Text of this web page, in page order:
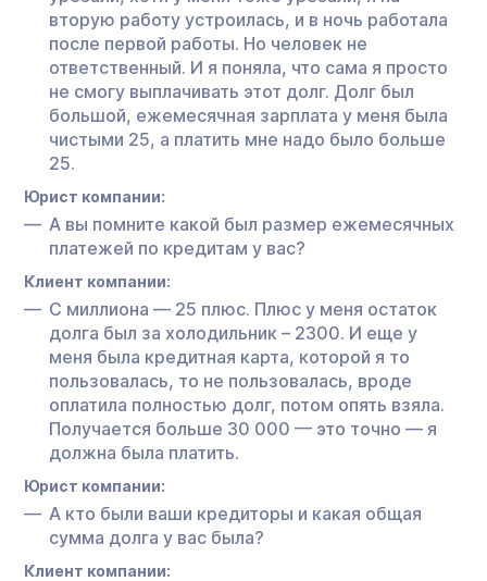
вторую работу устроилась, и в ночь работала
после первой работы. Но человек не
ответственный. И я поняла, что сама я просто
не смогу выплачивать этот долг. Долг был
большой, ежемесячная зарплата у меня была
чистыми 25, а платить мне надо было больше
25.
Юрист компании:
А вы помните какой был размер ежемесячных
платежей по кредитам у вас?
Клиент компании:
С миллиона — 25 плюс. Плюс у меня остаток
долга был за холодильник – 2300. И еще у
меня была кредитная карта, которой я то
пользовалась, то не пользовалась, вроде
оплатила полностью долг, потом опять взяла.
Получается больше 30 000 — это точно — я
должна была платить.
Юрист компании:
А кто были ваши кредиторы и какая общая
сумма долга у вас была?
Клиент компании: